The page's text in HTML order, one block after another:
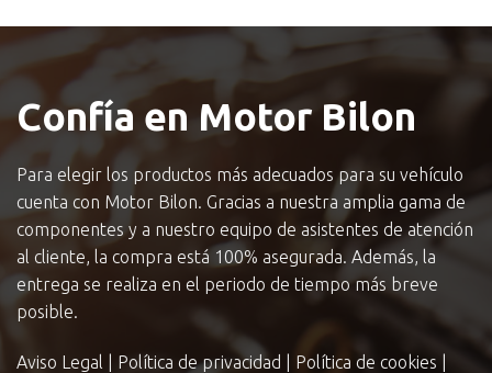
hasta
Confía en Motor Bilon
Para elegir los productos más adecuados para su vehículo
cuenta con Motor Bilon. Gracias a nuestra amplia gama de
componentes y a nuestro equipo de asistentes de atención
al cliente, la compra está 100% asegurada. Además, la
entrega se realiza en el periodo de tiempo más breve
posible.
Aviso Legal Política de privacidad Política de cookies